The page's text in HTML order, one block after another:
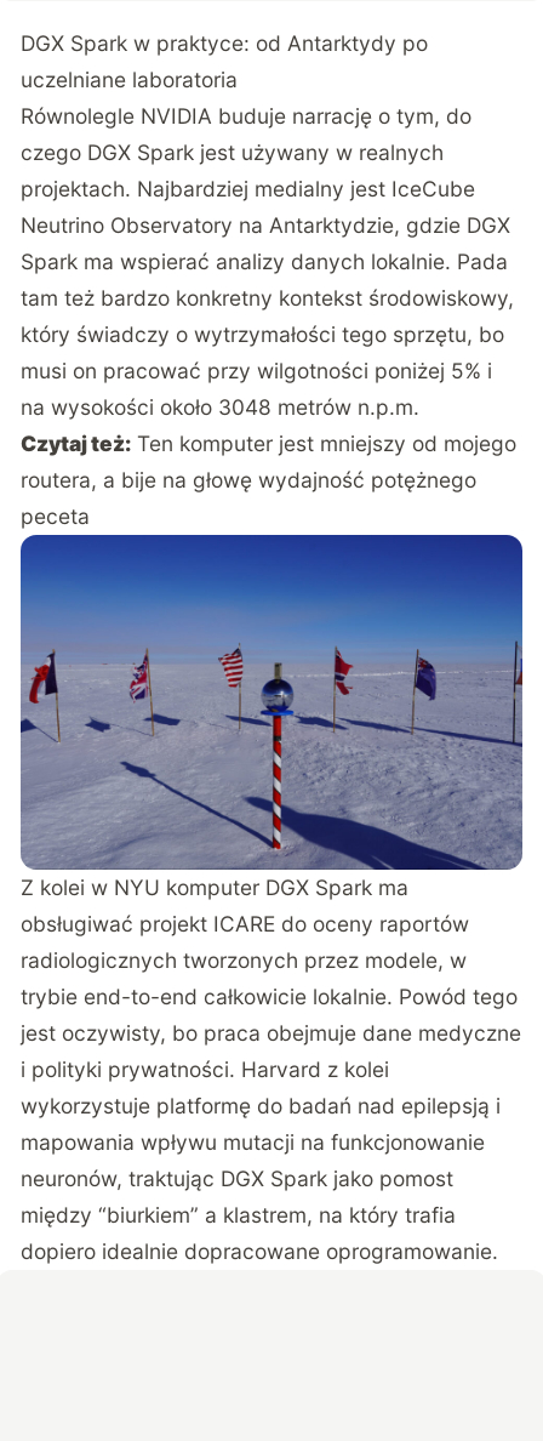
DGX Spark w praktyce: od Antarktydy po
uczelniane laboratoria
Równolegle NVIDIA buduje narrację o tym, do
czego DGX Spark jest używany w realnych
projektach. Najbardziej medialny jest IceCube
Neutrino Observatory na Antarktydzie, gdzie DGX
Spark ma wspierać analizy danych lokalnie. Pada
tam też bardzo konkretny kontekst środowiskowy,
który świadczy o wytrzymałości tego sprzętu, bo
musi on pracować przy wilgotności poniżej 5% i
na wysokości około 3048 metrów n.p.m.
Czytaj też: Ten komputer jest mniejszy od mojego
routera, a bije na głowę wydajność potężnego
peceta
Z kolei w NYU komputer DGX Spark ma
obsługiwać projekt ICARE do oceny raportów
radiologicznych tworzonych przez modele, w
trybie end-to-end całkowicie lokalnie. Powód tego
jest oczywisty, bo praca obejmuje dane medyczne
i polityki prywatności. Harvard z kolei
wykorzystuje platformę do badań nad epilepsją i
mapowania wpływu mutacji na funkcjonowanie
neuronów, traktując DGX Spark jako pomost
między “biurkiem” a klastrem, na który trafia
dopiero idealnie dopracowane oprogramowanie.